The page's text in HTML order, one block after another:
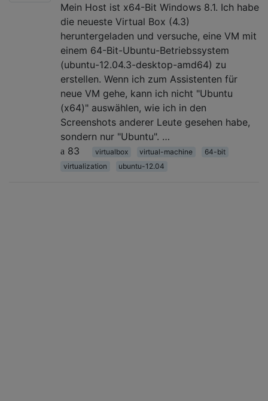
Mein Host ist x64-Bit Windows 8.1. Ich habe
die neueste Virtual Box (4.3)
heruntergeladen und versuche, eine VM mit
einem 64-Bit-Ubuntu-Betriebssystem
(ubuntu-12.04.3-desktop-amd64) zu
erstellen. Wenn ich zum Assistenten für
neue VM gehe, kann ich nicht "Ubuntu
(x64)" auswählen, wie ich in den
Screenshots anderer Leute gesehen habe,
sondern nur "Ubuntu". …
83
virtualbox virtual-machine
64-bit
virtualization
ubuntu-12.04